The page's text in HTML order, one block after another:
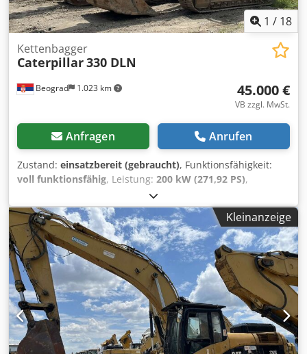
1 / 18
Beograd 1.023 km
Kettenbagger
Caterpillar330 DLN
45.000 €
VB zzgl. MwSt.
Anfragen Anrufen
Zustand: einsatzbereit (gebraucht), Funktionsfähigkeit:
voll funktionsfähig, Leistung: 200 kW (271,92 PS),
, Schaufelvolumen:
Baujahr:2008, Maschinen-/Fahrzeugnummer:CAT
0330DTGGE00850, Die Maschine ist in ausgezeichnetem
Zustand und einsatzbereit. Codpfoylmi Iex Anisrf
Kleinanzeige